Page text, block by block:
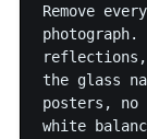
Remove
reflections,
the glass
posters,